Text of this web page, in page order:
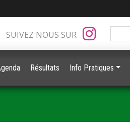
SUIVEZ NOUS SUR
Résultats Info Pratiques